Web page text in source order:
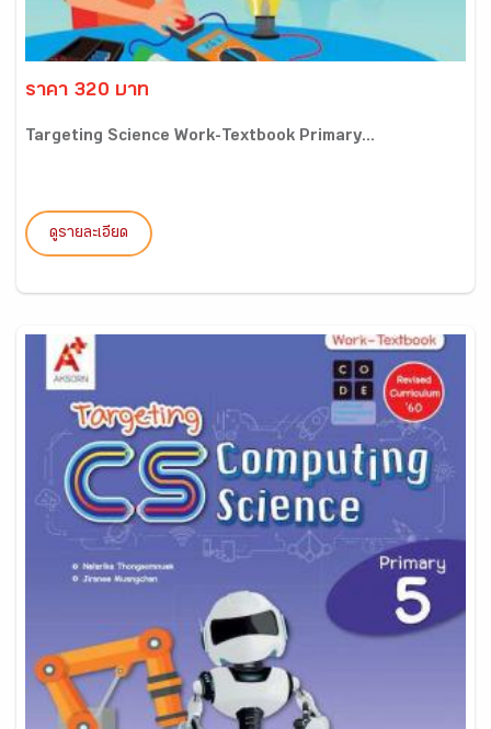
ราคา 320 บาท
Targeting Science Work-Textbook Primary...
ดูรายละเอียด